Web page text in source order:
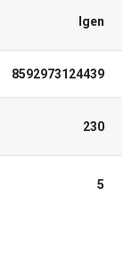
Igen
8592973124439
230
5